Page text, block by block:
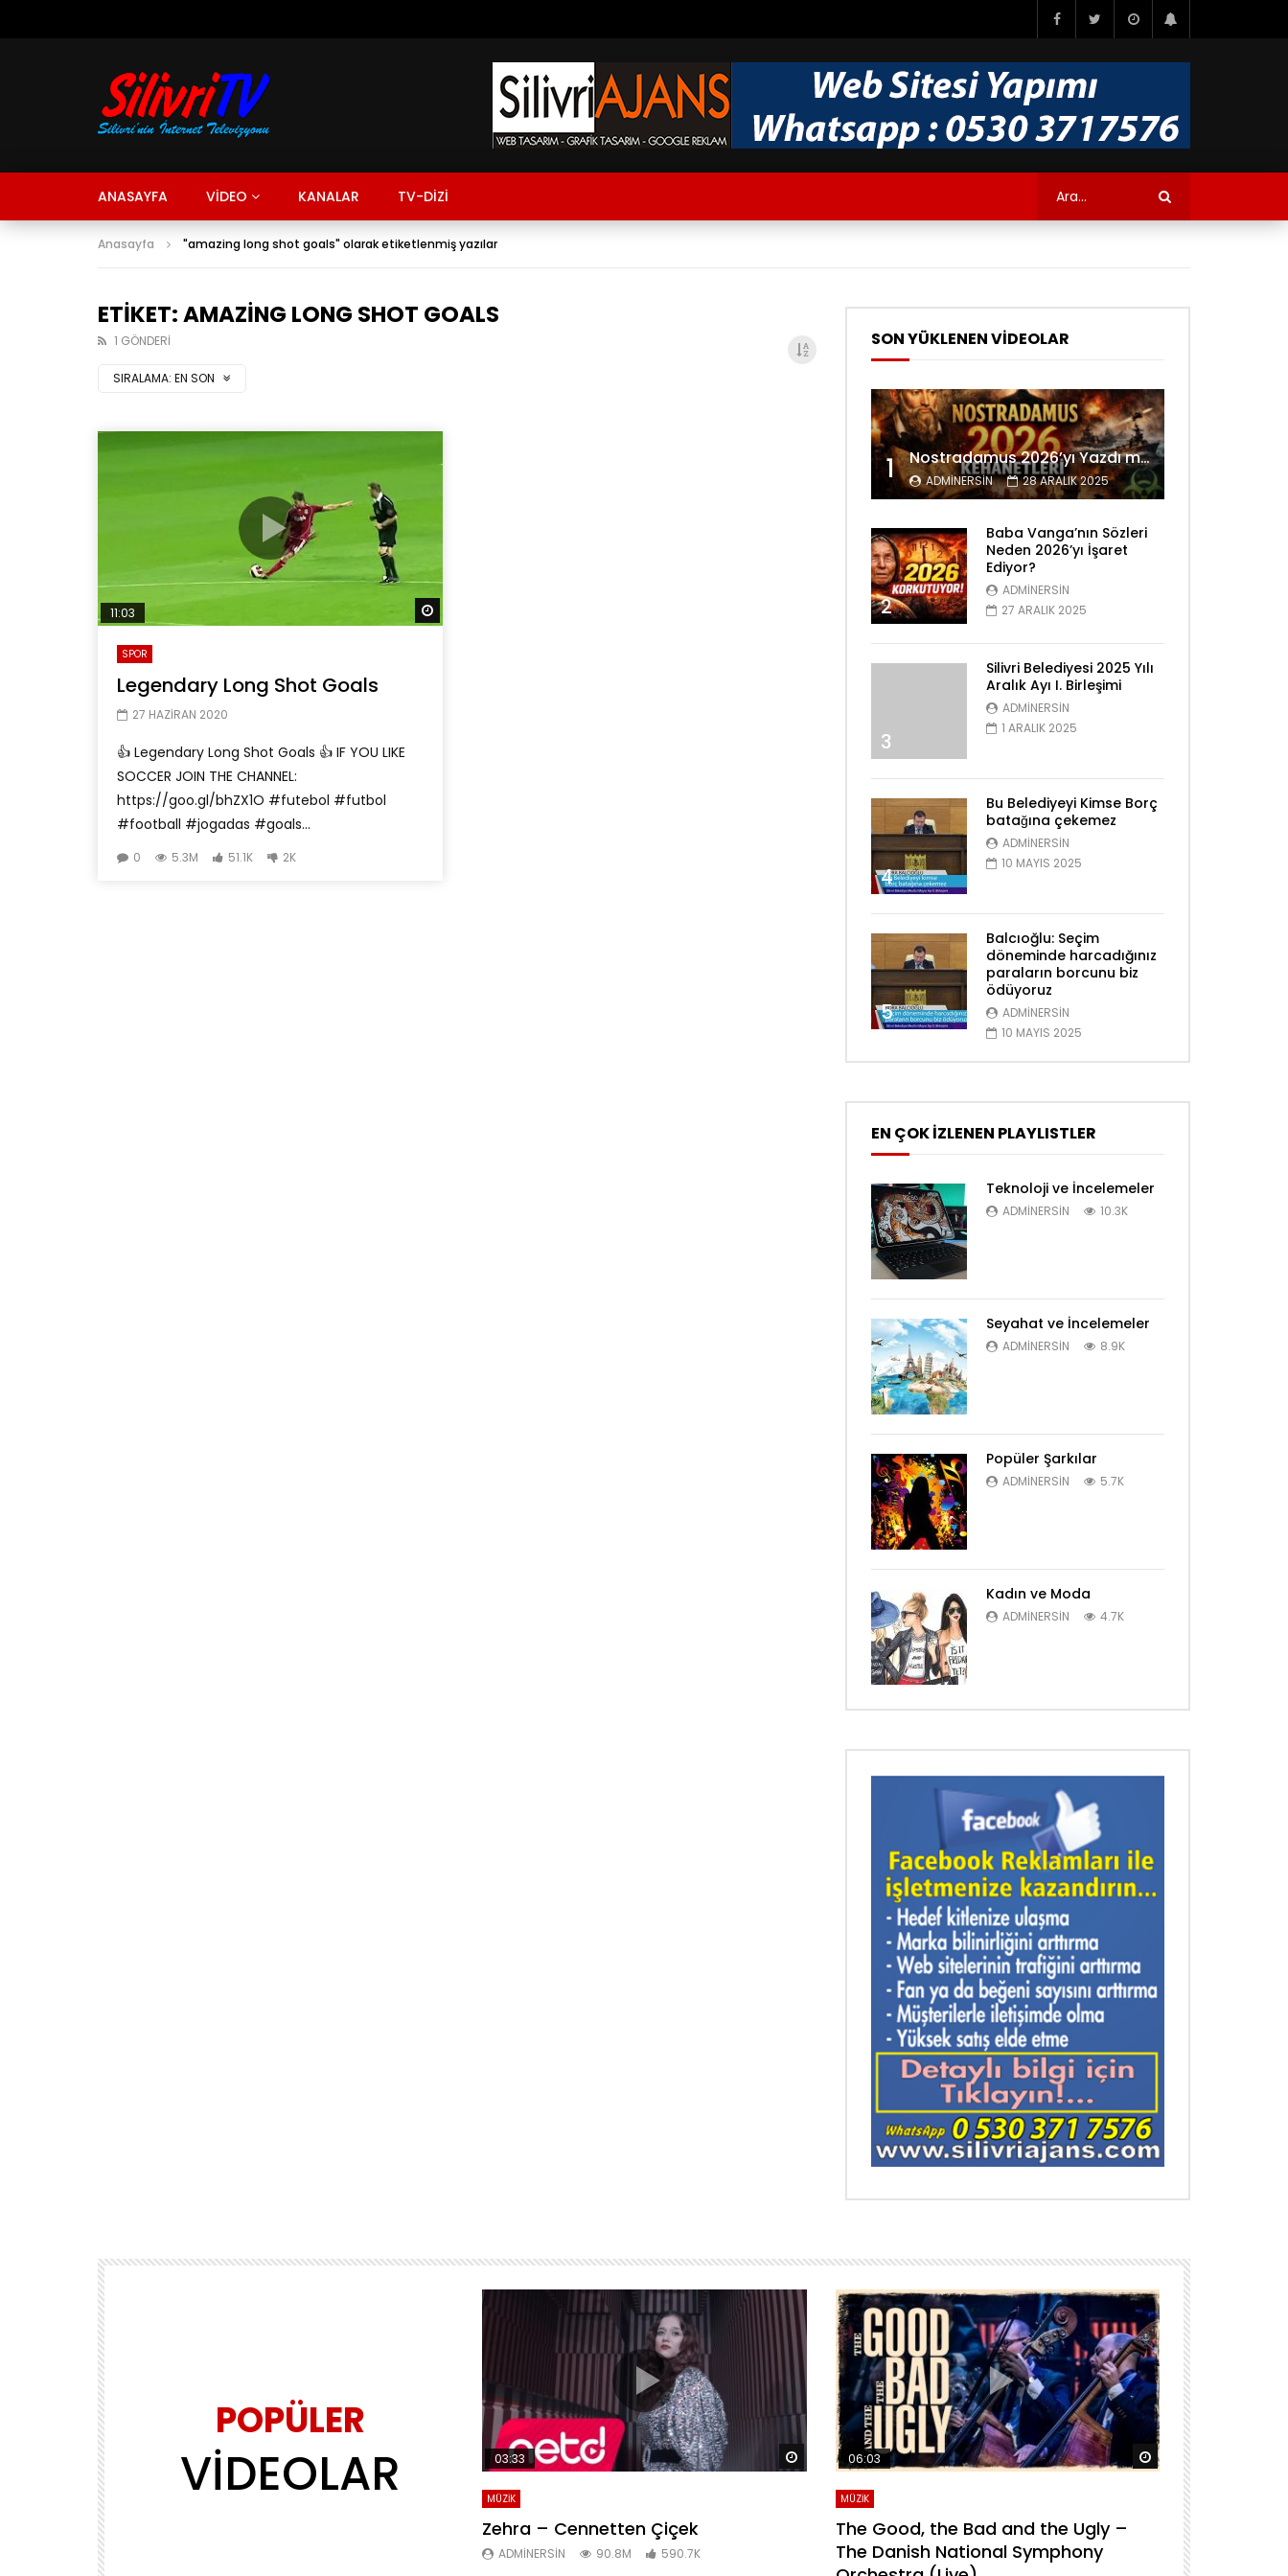
ANASAYFA VİDEO KANALAR TV-DİZİ
Anasayfa "amazing long shot goals" olarak etiketlenmiş yazılar
ETIKET: AMAZING LONG SHOT GOALS
1 GÖNDERI
SIRALAMA: EN SON
11:03
SPOR
Legendary Long Shot Goals
27 HAZIRAN 2020
👍 Legendary Long Shot Goals 👍 IF YOU LIKE
SOCCER JOIN THE CHANNEL:
https://goo.gl/bhZX1O #futebol #futbol
#football #jogadas #goals...
0 5.3M 51.1K 2K
SON YÜKLENEN VİDEOLAR
1 Nostradamus 2026’yı Yazdı mı? Tüyler Ürperten Kehanetler
ADMINERSIN 28 ARALIK 2025
2
Baba Vanga’nın Sözleri
Neden 2026’yı İşaret
Ediyor?
ADMINERSIN
27 ARALIK 2025
3
Silivri Belediyesi 2025 Yılı
Aralık Ayı I. Birleşimi
ADMINERSIN
1 ARALIK 2025
4
Bu Belediyeyi Kimse Borç
batağına çekemez
ADMINERSIN
10 MAYIS 2025
5
Balcıoğlu: Seçim
döneminde harcadığınız
paraların borcunu biz
ödüyoruz
ADMINERSIN
10 MAYIS 2025
EN ÇOK İZLENEN PLAYLISTLER
Teknoloji ve İncelemeler
ADMINERSIN 10.3K
Seyahat ve İncelemeler
ADMINERSIN 8.9K
Popüler Şarkılar
ADMINERSIN 5.7K
Kadın ve Moda
ADMINERSIN 4.7K
POPÜLER
VİDEOLAR
Daha sonra izle Daha sonra izle Daha sonra izle
03:33
MÜZİK
Zehra – Cennetten Çiçek
ADMINERSIN 90.8M 590.7K
Daha sonra izle
06:03
MÜZİK
The Good, the Bad and the Ugly –
The Danish National Symphony
For A Few
National